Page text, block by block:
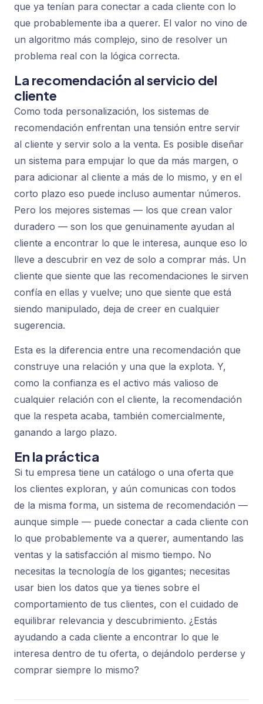
que ya tenían para conectar a cada cliente con lo
que probablemente iba a querer. El valor no vino de
un algoritmo más complejo, sino de resolver un
problema real con la lógica correcta.
La recomendación al servicio del
cliente
Como toda personalización, los sistemas de
recomendación enfrentan una tensión entre servir
al cliente y servir solo a la venta. Es posible diseñar
un sistema para empujar lo que da más margen, o
para adicionar al cliente a más de lo mismo, y en el
corto plazo eso puede incluso aumentar números.
Pero los mejores sistemas — los que crean valor
duradero — son los que genuinamente ayudan al
cliente a encontrar lo que le interesa, aunque eso lo
lleve a descubrir en vez de solo a comprar más. Un
cliente que siente que las recomendaciones le sirven
confía en ellas y vuelve; uno que siente que está
siendo manipulado, deja de creer en cualquier
sugerencia.
Esta es la diferencia entre una recomendación que
construye una relación y una que la explota. Y,
como la confianza es el activo más valioso de
cualquier relación con el cliente, la recomendación
que la respeta acaba, también comercialmente,
ganando a largo plazo.
En la práctica
Si tu empresa tiene un catálogo o una oferta que
los clientes exploran, y aún comunicas con todos
de la misma forma, un sistema de recomendación —
aunque simple — puede conectar a cada cliente con
lo que probablemente va a querer, aumentando las
ventas y la satisfacción al mismo tiempo. No
necesitas la tecnología de los gigantes; necesitas
usar bien los datos que ya tienes sobre el
comportamiento de tus clientes, con el cuidado de
equilibrar relevancia y descubrimiento. ¿Estás
ayudando a cada cliente a encontrar lo que le
interesa dentro de tu oferta, o dejándolo perderse y
comprar siempre lo mismo?